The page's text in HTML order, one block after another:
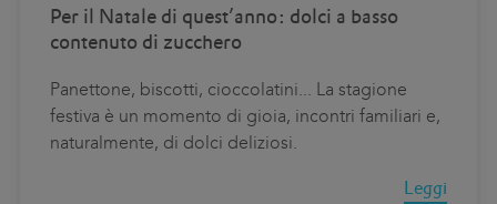
Per il Natale di quest’anno: dolci a basso
contenuto di zucchero
Panettone, biscotti, cioccolatini... La stagione
festiva è un momento di gioia, incontri familiari e,
naturalmente, di dolci deliziosi.
Leggi